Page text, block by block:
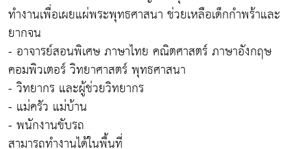
ทำงานเพื่อเผยแผ่พระพุทธศาสนา ช่วยเหลือเด็กกำพร้าและ
ยากจน
- อาจารย์สอนพิเศษ ภาษาไทย คณิตศาสตร์ ภาษาอังกฤษ
คอมพิวเตอร์ วิทยาศาสตร์ พุทธศาสนา
- วิทยากร และผู้ช่วยวิทยากร
- แม่ครัว แม่บ้าน
- พนักงานขับรถ
สามารถทำงานได้ในพื้นที่